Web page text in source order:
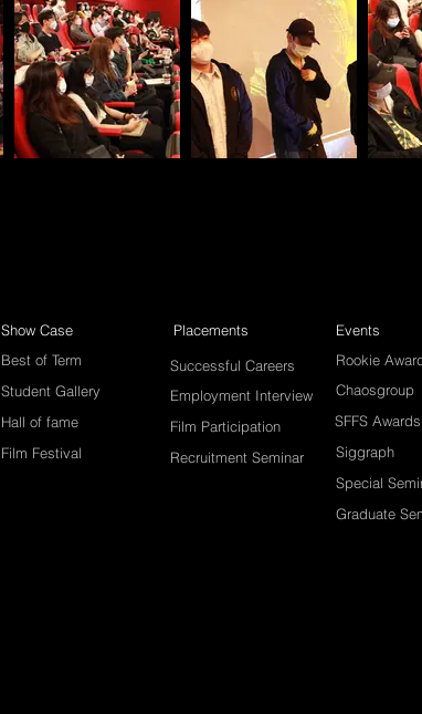
Best of Term
Student Gallery
Hall of fame
Film Festival
Show Case
Placements
Successful Careers
Film Participation
Employment Interview
Recruitment Seminar
Rookie
Chaosgroup
Special
Siggraph
Graduate
SFFS Awards
Events